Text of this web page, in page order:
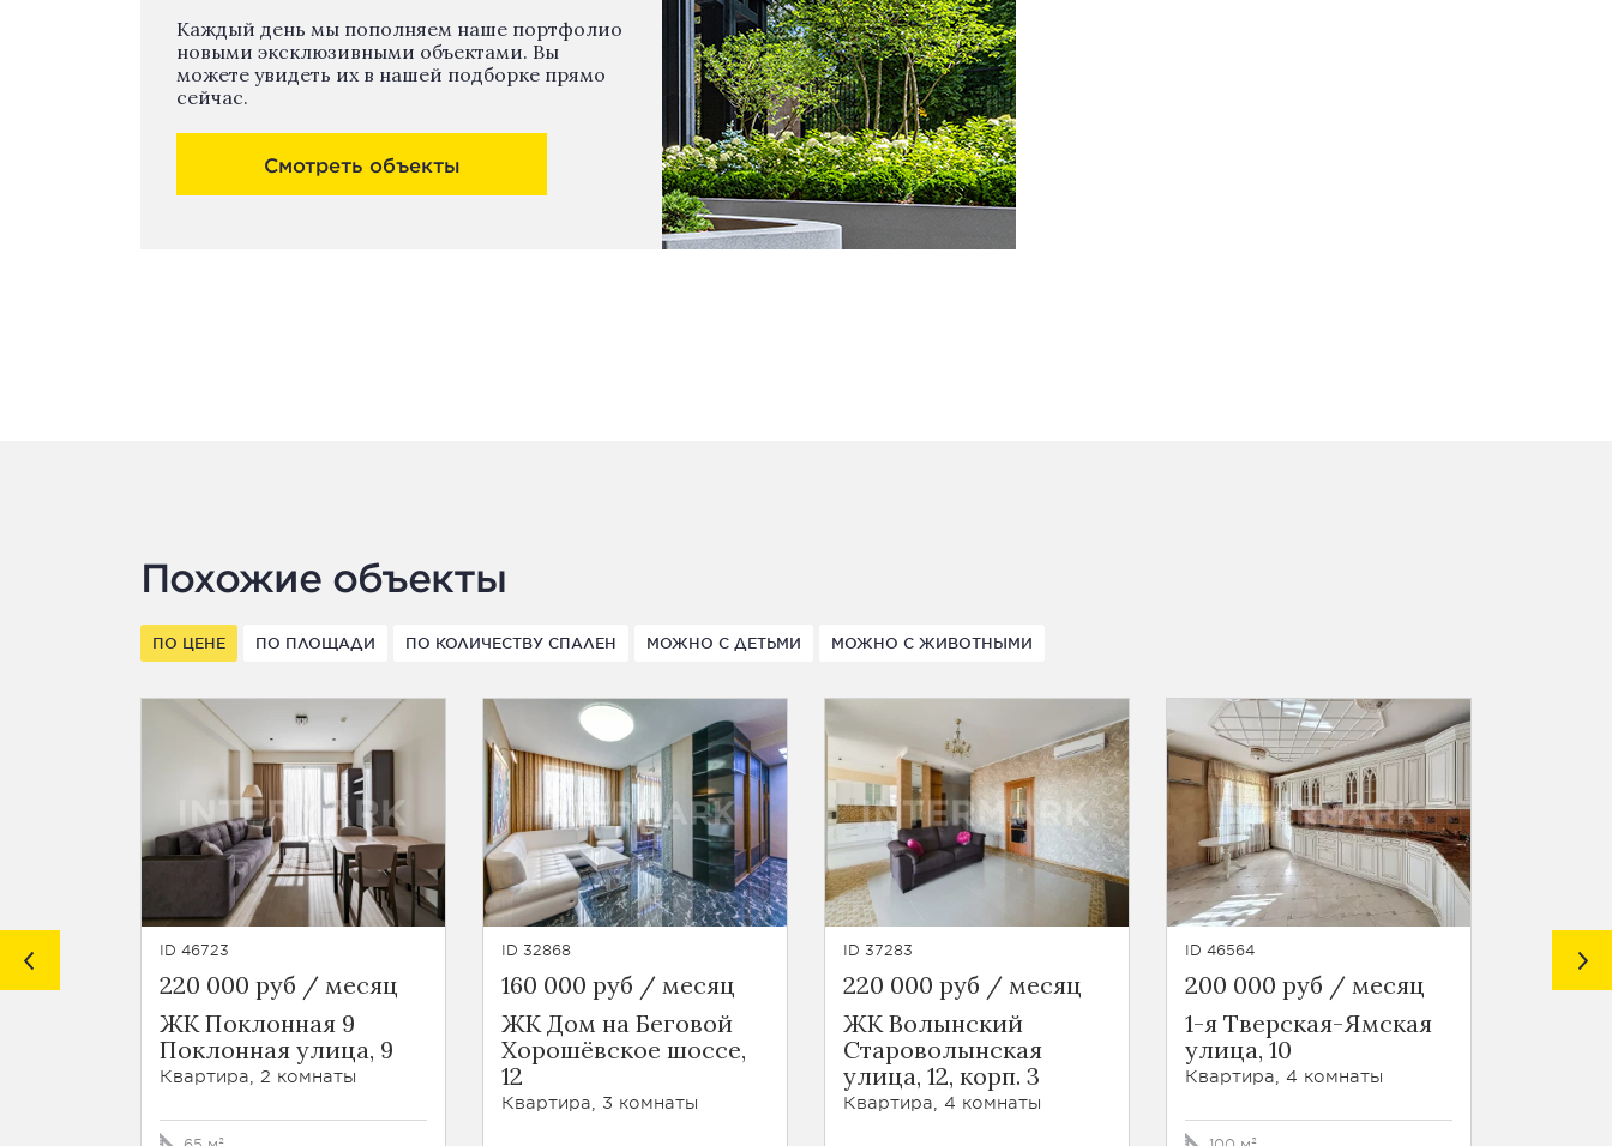
Каждый день мы пополняем наше портфолио
новыми эксклюзивными объектами. Вы
можете увидеть их в нашей подборке прямо
сейчас.
Смотреть объекты
Похожие объекты
ПО ЦЕНЕ ПО ПЛОЩАДИ ПО КОЛИЧЕСТВУ СПАЛЕН МОЖНО С ДЕТЬМИ МОЖНО С ЖИВОТНЫМИ
ID 46723
220 000 руб / месяц
ЖК Поклонная 9
Поклонная улица, 9
Квартира, 2 комнаты
ID 32868
160 000 руб / месяц
ЖК Дом на Беговой
Хорошёвское шоссе,
12
Квартира, 3 комнаты
ID 37283
220 000 руб / месяц
ЖК Волынский
Староволынская
улица, 12, корп. 3
Квартира, 4 комнаты
ID 46564
200 000 руб / месяц
1-я Тверская-Ямская
улица, 10
Квартира, 4 комнаты
ID 47255
230